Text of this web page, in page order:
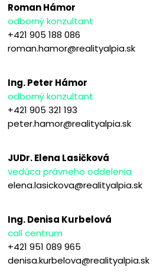
Roman Hámor
odborný konzultant
+421 905 188 086
roman.hamor@realityalpia.sk
Ing. Peter Hámor
odborný konzultant
+421 905 321 193
peter.hamor@realityalpia.sk
JUDr. Elena Lasičková
vedúca právneho oddelenia
elena.lasickova@realityalpia.sk
Ing. Denisa Kurbelová
call centrum
+421 951 089 965
denisa.kurbelova@realityalpia.sk